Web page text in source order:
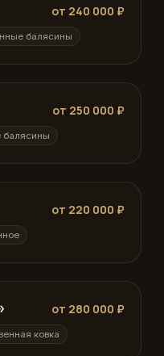
от 240 000 ₽
балясины
от 250 000 ₽
балясины
от 220 000 ₽
от 280 000 ₽
ковка